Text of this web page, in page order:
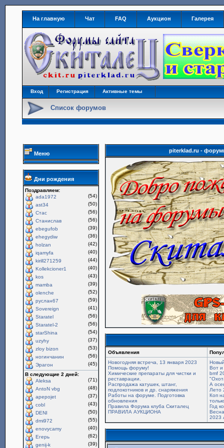
На главную Чат FAQ Аукцион Галерея
Вход Регистрация Активные темы
Список форумов
Меню
Дни рождения
Поздравляем:
ada1972
(54)
ast34
(50)
Стас
(56)
Станислав
(56)
ebegufob
(39)
ehegydiw
(36)
holzan
(42)
iqamyfa
(40)
kirill271259
(44)
Kollekcioner1
(40)
kos
(43)
mamba
(39)
olenche
(52)
руслан67
(59)
Sovereign
(41)
Staratel
(56)
Staratel-2
(56)
starShina
(54)
uzyhy
(37)
zloy bizon
(53)
ногинчанин
(56)
Эрагон
(45)
В следующие 2 дней:
Aleksa
(71)
AntoN vbg
(48)
apepojet
(37)
cobl
(43)
DENI
(50)
dmi972
(55)
enovycamy
(40)
Егерь
(62)
genij-k
(39)
piterklad.ru -
Объявления
Новогодняя встреча, 13 января 2023
Помощь форуму!
Химические препараты для чистки и
реставрации.
Распродажа катушек, штанг,
подлокотников и др. снаряжения
Работы на форуме. Подготовка
обновления
Правила Форума клуба Скиталец
ПРАВИЛА АУКЦИОНА
Вот и
bmf
А
Лето
Коп
Год
2023